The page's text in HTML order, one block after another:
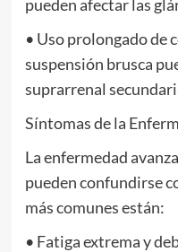
pueden afectar las
• Uso prolongado de
suspensión brusca
suprarrenal
Síntomas de la
La enfermedad
pueden confundirse
más comunes están:
• Fatiga extrema y